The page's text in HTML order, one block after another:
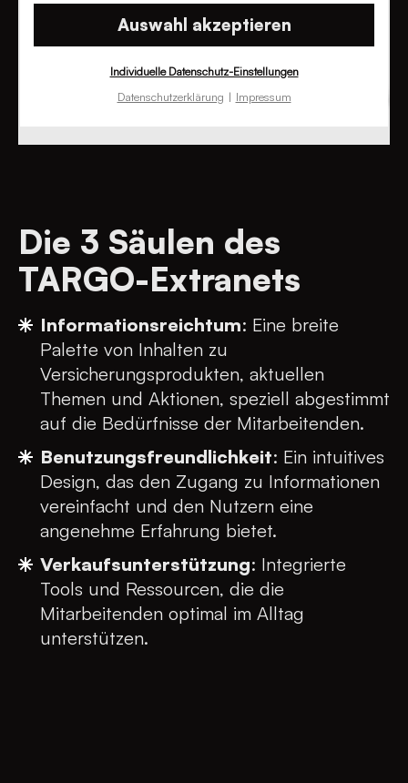
Auswahl akzeptieren
Individuelle Datenschutz-Einstellungen
Datenschutzerklärung
Impressum
Die 3 Säulen des
TARGO-Extranets
Informationsreichtum: Eine breite
Palette von Inhalten zu
Versicherungsprodukten, aktuellen
Themen und Aktionen, speziell abgestimmt
auf die Bedürfnisse der Mitarbeitenden.
Benutzungsfreundlichkeit: Ein intuitives
Design, das den Zugang zu Informationen
vereinfacht und den Nutzern eine
angenehme Erfahrung bietet.
Verkaufsunterstützung: Integrierte
Tools und Ressourcen, die die
Mitarbeitenden optimal im Alltag
unterstützen.